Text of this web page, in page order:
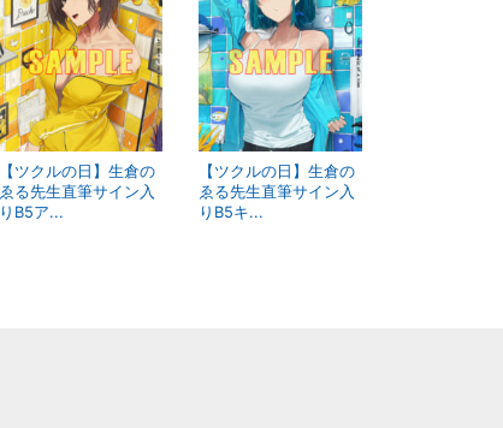
【ツクルの日】生倉の
ゑる先生直筆サイン入
りB5ア...
【ツクルの日】生倉の
ゑる先生直筆サイン入
りB5キ...